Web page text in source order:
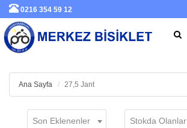
0216 354 59 12
Ana Sayfa 27,5 Jant
Son Eklenenler Stokda Olanlar